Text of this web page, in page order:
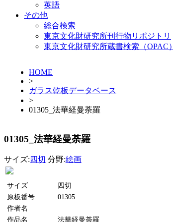
英語
その他
総合検索
東京文化財研究所刊行物リポジトリ
東京文化財研究所蔵書検索（OPAC）
HOME
>
ガラス乾板データベース
>
01305_法華経曼荼羅
01305_法華経曼荼羅
サイズ: 四切 分野:絵画
サイズ
四切
原板番号
01305
作者名
作品名
法華経曼荼羅